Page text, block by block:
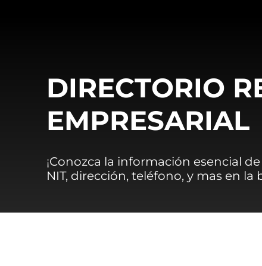
DIRECTORIO
EMPRESARIAL
¡Conozca la información esencial
NIT, dirección, teléfono, y mas en